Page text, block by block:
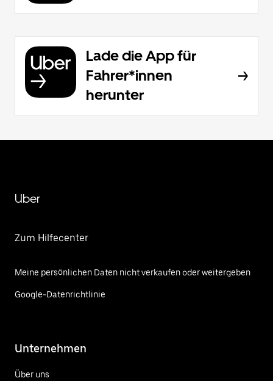
Lade die App für
Fahrer*innen
herunter
Uber
Zum Hilfecenter
Meine persönlichen Daten nicht verkaufen oder weitergeben
Google-Datenrichtlinie
Unternehmen
Über uns